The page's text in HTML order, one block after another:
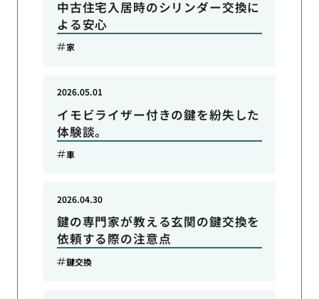
中古住宅入居時のシリンダー交換に
よる安心
家
イモビライザー付きの鍵を紛失した
体験談。
2026.05.01
車
鍵の専門家が教える玄関の鍵交換を
依頼する際の注意点
2026.04.30
鍵交換